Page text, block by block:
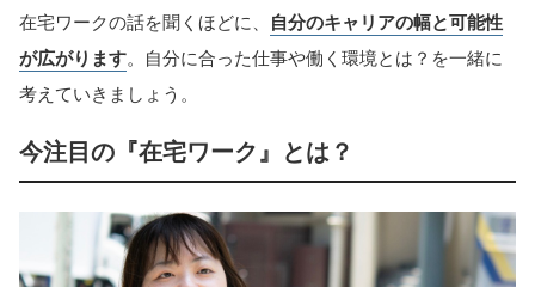
在宅ワークの話を聞くほどに、
自分のキャリアの幅と可能性
が広がります。自分に合った仕事や働く環境とは？を一緒に
考えていきましょう。
今注目の『在宅ワーク』とは？